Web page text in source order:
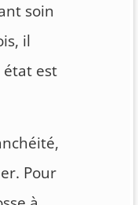
soin
il
état est
Pour